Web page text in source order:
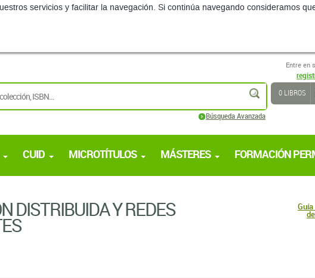
servicios y facilitar la navegación. Si continúa navegando consideramos
Entre en
Búsqueda Avanzada
0 LIBROS
CUID MICROTÍTULOS MÁSTERES FORMACIÓN
DISTRIBUIDA Y REDES